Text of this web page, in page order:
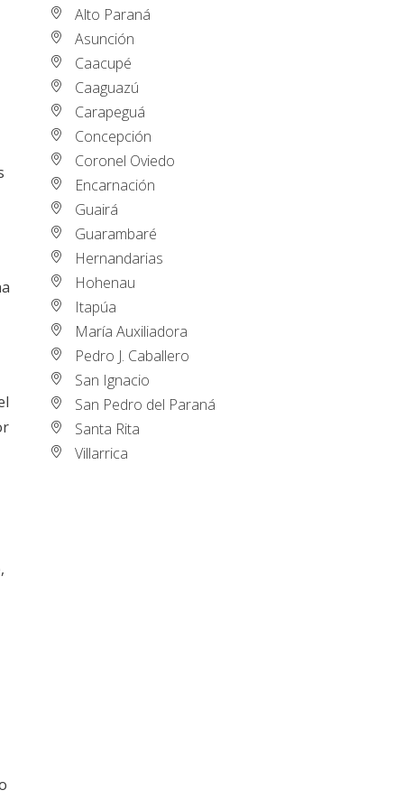
Alto Paraná
Asunción
Caacupé
Caaguazú
Carapeguá
Concepción
Coronel Oviedo
Encarnación
Guairá
Guarambaré
Hernandarias
Hohenau
Itapúa
María Auxiliadora
Pedro J. Caballero
San Ignacio
San Pedro del Paraná
Santa Rita
Villarrica